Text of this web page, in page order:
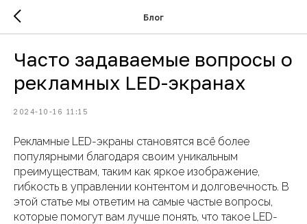
Блог
Часто задаваемые вопросы о
рекламных LED-экранах
2024-10-16 11:15
Рекламные LED-экраны становятся всё более
популярными благодаря своим уникальным
преимуществам, таким как яркое изображение,
гибкость в управлении контентом и долговечность. В
этой статье мы ответим на самые частые вопросы,
которые помогут вам лучше понять, что такое LED-